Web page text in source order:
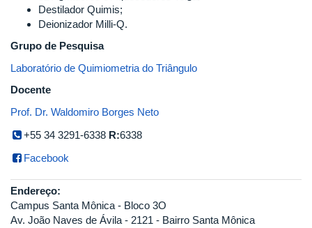
Destilador Quimis;
Deionizador Milli-Q.
Grupo de Pesquisa
Laboratório de Quimiometria do Triângulo
Docente
Prof. Dr. Waldomiro Borges Neto
+55 34 3291-6338 R:6338
Facebook
Endereço:
Campus Santa Mônica - Bloco 3O
Av. João Naves de Ávila - 2121 - Bairro Santa Mônica